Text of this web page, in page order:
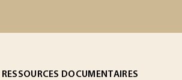
RESSOURCES DOCUMENTAIRES